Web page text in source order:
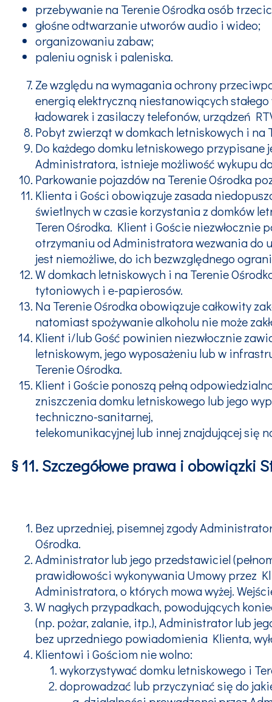
przebywanie na Terenie Ośrodka osób
głośne odtwarzanie utworów audio i wideo;
organizowaniu zabaw;
paleniu ognisk i paleniska.
Ze względu na wymagania ochrony
energią elektryczną niestanowiących
ładowarek i zasilaczy telefonów, urządzeń
Pobyt zwierząt w domkach letniskowych i
Do każdego domku letniskowego
Administratora, istnieje możliwość wykupu
Parkowanie pojazdów na Terenie Ośrodka
Klienta i Gości obowiązuje zasada
świetlnych w czasie korzystania z domków
Teren Ośrodka. Klient i Goście niezwłocznie
otrzymaniu od Administratora wezwania do
jest niemożliwe, do ich bezwzględnego
W domkach letniskowych i na Terenie
tytoniowych i e-papierosów.
Na Terenie Ośrodka obowiązuje całkowity
natomiast spożywanie alkoholu nie może
Klient i/lub Gość powinien niezwłocznie
letniskowym, jego wyposażeniu lub w
Terenie Ośrodka.
Klient i Goście ponoszą pełną
zniszczenia domku letniskowego lub jego
techniczno-sanitarnej,
telekomunikacyjnej lub innej znajdującej się
§ 11. Szczegółowe prawa i obowiązki
Bez uprzedniej, pisemnej zgody
Ośrodka.
Administrator lub jego przedstawiciel
prawidłowości wykonywania Umowy przez
Administratora, o których mowa wyżej.
W nagłych przypadkach, powodujących
(np. pożar, zalanie, itp.), Administrator lub
bez uprzedniego powiadomienia Klienta,
Klientowi i Gościom nie wolno:
wykorzystywać domku letniskowego i
doprowadzać lub przyczyniać się do